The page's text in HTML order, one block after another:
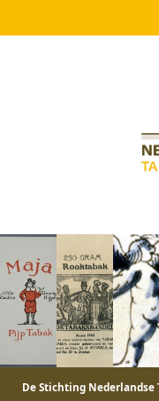
De Stichting